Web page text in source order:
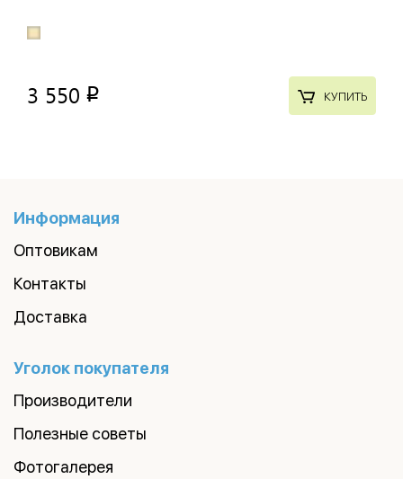
3 550 p КУПИТЬ
Информация
Оптовикам
Контакты
Доставка
Уголок покупателя
Производители
Полезные советы
Фотогалерея